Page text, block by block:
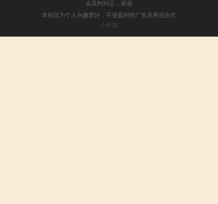
会及时纠正，谢谢
本站仅为个人兴趣爱好，不接盈利性广告及商业合作
小男孩